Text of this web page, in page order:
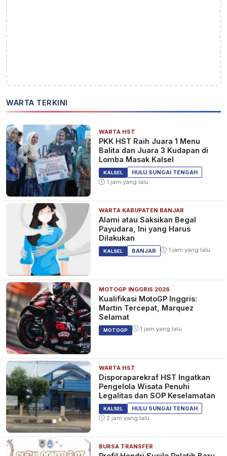
WARTA TERKINI
WARTA HST
PKK HST Raih Juara 1 Menu
Balita dan Juara 3 Kudapan di
Lomba Masak Kalsel
KALSEL
HULU SUNGAI TENGAH
1 jam yang lalu
WARTA KABUPATEN BANJAR
Alami atau Saksikan Begal
Payudara, Ini yang Harus
Dilakukan
KALSEL BANJAR 1 jam yang lalu
MOTOGP INGGRIS 2026
Kualifikasi MotoGP Inggris:
Martin Tercepat, Marquez
Selamat
MOTOGP 1 jam yang lalu
WARTA HST
Disporaparekraf HST Ingatkan
Pengelola Wisata Penuhi
Legalitas dan SOP Keselamatan
KALSEL
HULU SUNGAI TENGAH
2 jam yang lalu
BURSA TRANSFER